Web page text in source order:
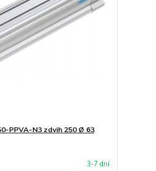
PPVA-N3 zdvih 250 Ø 63
3-7 dní